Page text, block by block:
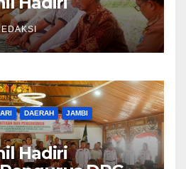
Padi di
DAERAH JAMBI
Hadiri